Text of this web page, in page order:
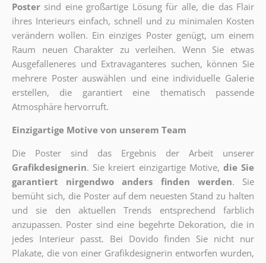
Poster sind eine großartige Lösung für alle, die das Flair
ihres Interieurs einfach, schnell und zu minimalen Kosten
verändern wollen. Ein einziges Poster genügt, um einem
Raum neuen Charakter zu verleihen. Wenn Sie etwas
Ausgefalleneres und Extravaganteres suchen, können Sie
mehrere Poster auswählen und eine individuelle Galerie
erstellen, die garantiert eine thematisch passende
Atmosphäre hervorruft.
Einzigartige Motive von unserem Team
Die Poster sind das Ergebnis der Arbeit unserer
Grafikdesignerin. Sie kreiert einzigartige Motive, die Sie
garantiert nirgendwo anders finden werden. Sie
bemüht sich, die Poster auf dem neuesten Stand zu halten
und sie den aktuellen Trends entsprechend farblich
anzupassen. Poster sind eine begehrte Dekoration, die in
jedes Interieur passt. Bei Dovido finden Sie nicht nur
Plakate, die von einer Grafikdesignerin entworfen wurden,